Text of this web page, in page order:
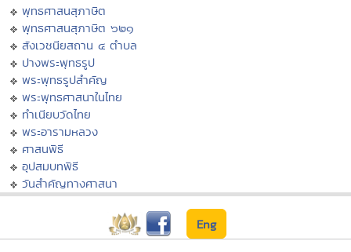
พุทธศาสนสุภาษิต
พุทธศาสนสุภาษิต ๖๒๑
สังเวชนียสถาน ๔ ตำบล
ปางพระพุทธรูป
พระพุทธรูปสำคัญ
พระพุทธศาสนาในไทย
ทำเนียบวัดไทย
พระอารามหลวง
ศาสนพิธี
อุปสมบทพิธี
วันสำคัญทางศาสนา
Eng